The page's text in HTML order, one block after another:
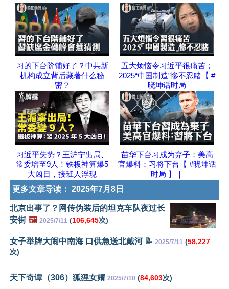
习的下台阶铺好了？中共新
机构成立背后藏著什么秘
密？
五大烦恼令习近平很痛苦；
2025“中国制造”惨不忍睹【 #
晓坤话时局
习近平失势？王沪宁出局、
常委增至9人！铁板神算爆5
大凶日，接班人浮现
苗华下台习成为弃子；美高
官爆料：习将下台【 #晓坤话
时局 】｜
更多文章导读： 2025年7月8日
北京出事了？网传伪装后的坦克车队夜过长
安街 🖼️ 2025/7/11 (106,645次)
女子举牌大闹中南海 口供急送北戴河 📝 2025/7/11 (58,227
次)
天下奇谭（306）狐狸女婿 2025/7/10 (84,603次)